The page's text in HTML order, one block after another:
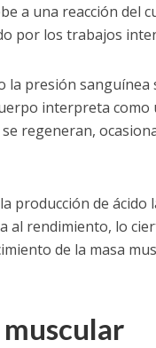
a una reacción del
por los trabajos
la presión sanguínea
interpreta como
regeneran,
producción de ácido
al rendimiento, lo
de la masa